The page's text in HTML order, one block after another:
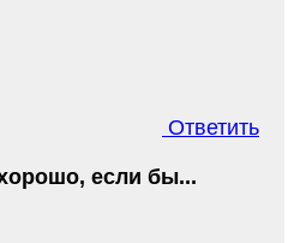
Ответить
если бы...